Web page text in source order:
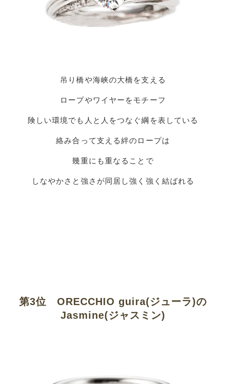
吊り橋や海峡の大橋を支える
ロープやワイヤーをモチーフ
険しい環境でも人と人をつなぐ綱を表している
絡み合って支える絆のロープは
幾重にも重なることで
しなやかさと強さが同居し強く強く結ばれる
第3位 ORECCHIO guira(ジューラ)の
Jasmine(ジャスミン)